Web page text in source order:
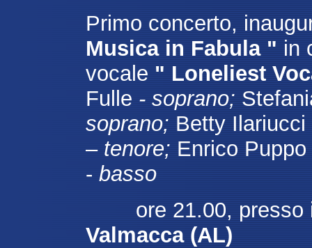
Primo concerto,
Musica in Fabula " in
vocale " Loneliest
Fulle - soprano;
soprano; Betty Ilariucci
– tenore; Enrico
- basso
ore 21.00, presso
Valmacca (AL)